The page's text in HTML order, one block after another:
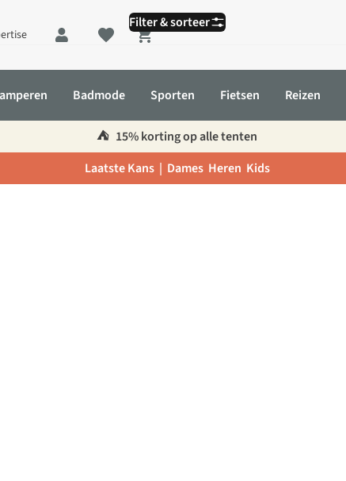
Shopping cart
Badmode Sporten Fietsen Reizen
⛺️ 15% korting op alle tenten
Laatste Kans | Dames Heren Kids
Filter & sorteer